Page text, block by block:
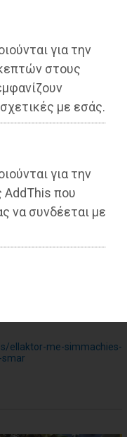
για την
στους
με εσάς.
για την
AddThis που
να συνδέεται με
Δελακά
ellaktor-me-simmachies-